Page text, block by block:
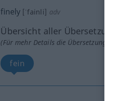
finely [ˈfainli] adv
Übersicht aller
(Für mehr Details die Übersetzung
fein